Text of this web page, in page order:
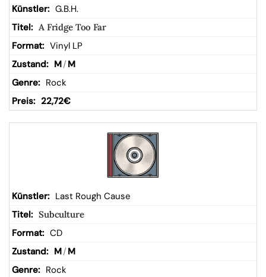
G.B.H.
A Fridge Too Far
Vinyl LP
M/ M
Rock
22,72€
Last Rough Cause
Subculture
CD
M/ M
Rock